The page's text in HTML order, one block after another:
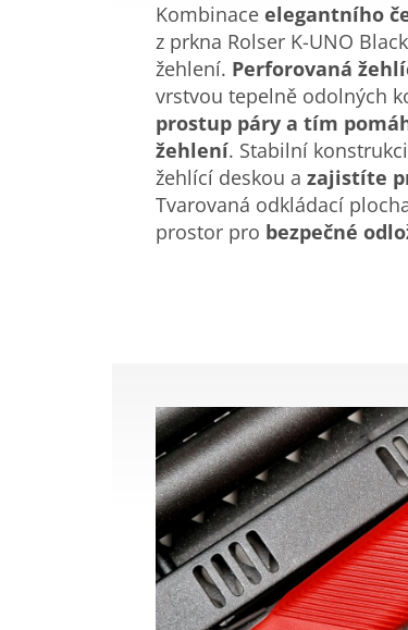
Kombinace elegantního
z prkna Rolser K-UNO
žehlení. Perforovaná
vrstvou tepelně odolných
prostup páry a tím
žehlení. Stabilní
žehlící deskou a zajistíte
Tvarovaná odkládací
prostor pro bezpečné